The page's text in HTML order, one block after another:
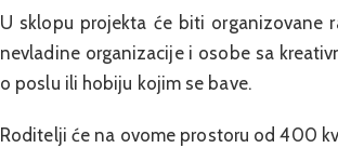
U sklopu projekta će biti organizovane
nevladine organizacije i osobe sa
o poslu ili hobiju kojim se bave.
Roditelji će na ovome prostoru od 400